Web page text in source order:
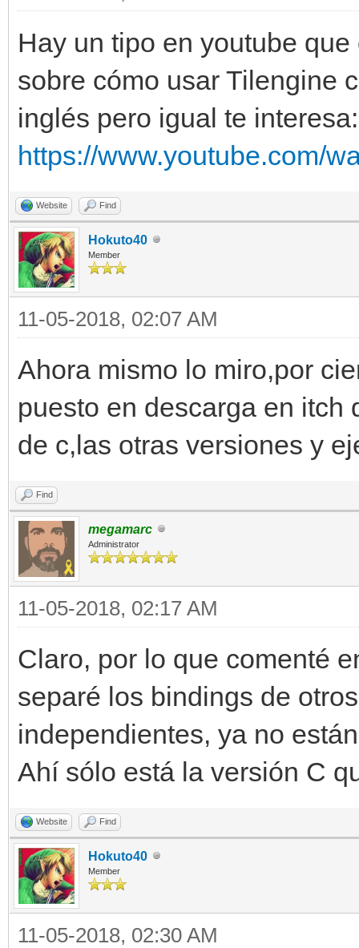
Hay un tipo en youtube
sobre cómo usar Tilengine
inglés pero igual te interesa:
https://www.youtube.com/
Website Find
Hokuto40
Member
11-05-2018, 02:07 AM
Ahora mismo lo miro,por
puesto en descarga en
de c,las otras versiones y
Find
megamarc
Administrator
11-05-2018, 02:17 AM
Claro, por lo que comenté
separé los bindings de
independientes, ya no
Ahí sólo está la versión C
Website Find
Hokuto40
Member
11-05-2018, 02:30 AM